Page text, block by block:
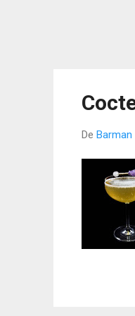
De Barman